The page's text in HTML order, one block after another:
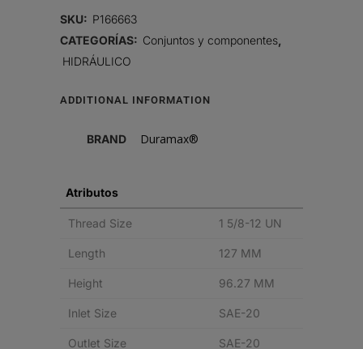
SKU: P166663
CATEGORÍAS: Conjuntos y componentes
HIDRÁULICO
ADDITIONAL INFORMATION
BRAND Duramax®
Atributos
Thread Size 1 5/8-12 UN
Length 127 MM
Height 96.27 MM
Inlet Size SAE-20
Outlet Size SAE-20